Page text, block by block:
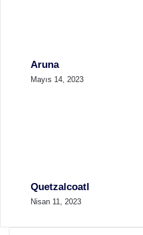
Aruna
Mayıs 14, 2023
Quetzalcoatl
Nisan 11, 2023